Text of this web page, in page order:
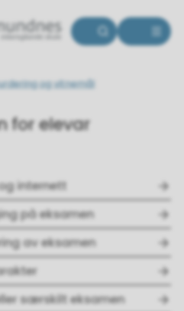
og vitnemål
for elevar
internett
på eksamen
av eksamen
særskilt eksamen